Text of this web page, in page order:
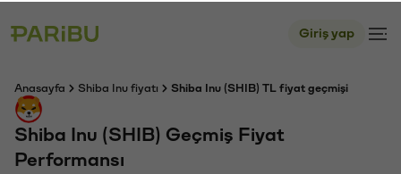
Giriş yap
Anasayfa Shiba Inu fiyatı Shiba Inu (SHIB) TL fiyat geçmişi
Shiba Inu (SHIB) Geçmiş Fiyat
Performansı